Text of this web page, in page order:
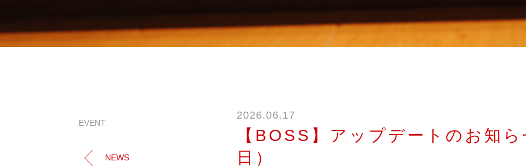
EVENT
NEWS
2026.06.17
【BOSS】アップデートのお知
日）